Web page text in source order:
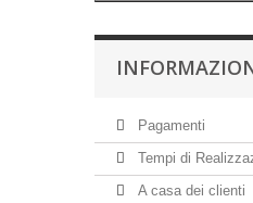
Pagamenti
Tempi di
A casa dei clienti